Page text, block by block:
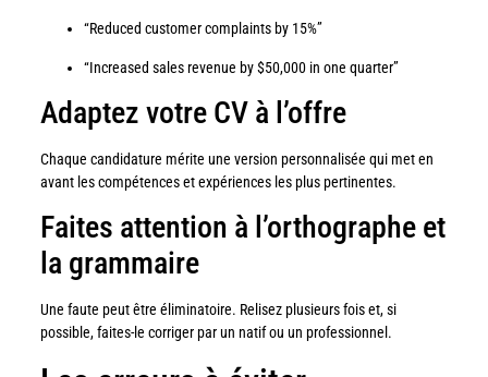
“Reduced customer complaints by 15%”
“Increased sales revenue by $50,000 in one quarter”
Adaptez votre CV à l’offre
Chaque candidature mérite une version personnalisée qui met en
avant les compétences et expériences les plus pertinentes.
Faites attention à l’orthographe et
la grammaire
Une faute peut être éliminatoire. Relisez plusieurs fois et, si
possible, faites-le corriger par un natif ou un professionnel.